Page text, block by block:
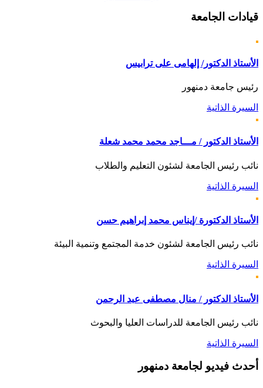
قيادات الجامعة
الأستاذ الدكتور/ إلهامى على ترابيس
رئيس جامعة دمنهور
السيرة الذاتية
الأستاذ الدكتور / مـــاجد محمد محمد شعلة
نائب رئيس الجامعة لشئون التعليم والطلاب
السيرة الذاتية
الأستاذ الدكتورة /إيناس محمد إبراهيم حسن
نائب رئيس الجامعة لشئون خدمة المجتمع وتنمية البيئة
السيرة الذاتية
الأستاذ الدكتور / منال مصطفى عبد الرحمن
نائب رئيس الجامعة للدراسات العليا والبحوث
السيرة الذاتية
أحدث فيديو لجامعة دمنهور